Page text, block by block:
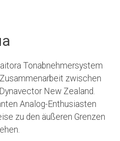
Tonabnehmersystem
zwischen
New Zealand.
Analog-Enthusiasten
zu den äußeren Grenzen